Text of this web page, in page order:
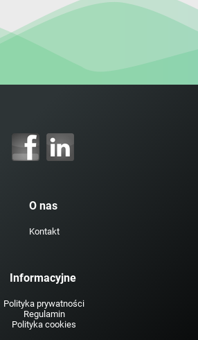
O nas
Kontakt
Informacyjne
Polityka prywatności
Regulamin
Polityka cookies